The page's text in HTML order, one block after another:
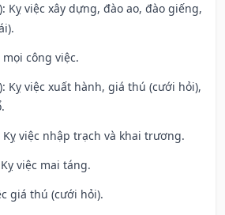
Kỵ việc xây dựng, đào ao, đào giếng,
mọi công việc.
Kỵ việc xuất hành, giá thú (cưới hỏi),
Kỵ việc nhập trạch và khai trương.
việc mai táng.
giá thú (cưới hỏi).